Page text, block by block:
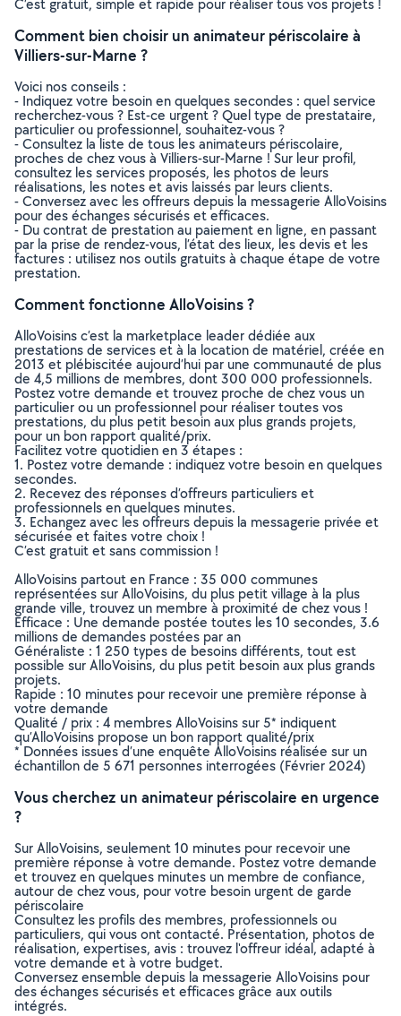
C’est gratuit, simple et rapide pour réaliser tous vos projets !
Comment bien choisir un animateur périscolaire à
Villiers-sur-Marne ?
Voici nos conseils :
- Indiquez votre besoin en quelques secondes : quel service
recherchez-vous ? Est-ce urgent ? Quel type de prestataire,
particulier ou professionnel, souhaitez-vous ?
- Consultez la liste de tous les animateurs périscolaire,
proches de chez vous à Villiers-sur-Marne ! Sur leur profil,
consultez les services proposés, les photos de leurs
réalisations, les notes et avis laissés par leurs clients.
- Conversez avec les offreurs depuis la messagerie AlloVoisins
pour des échanges sécurisés et efficaces.
- Du contrat de prestation au paiement en ligne, en passant
par la prise de rendez-vous, l’état des lieux, les devis et les
factures : utilisez nos outils gratuits à chaque étape de votre
prestation.
Comment fonctionne AlloVoisins ?
AlloVoisins c’est la marketplace leader dédiée aux
prestations de services et à la location de matériel, créée en
2013 et plébiscitée aujourd’hui par une communauté de plus
de 4,5 millions de membres, dont 300 000 professionnels.
Postez votre demande et trouvez proche de chez vous un
particulier ou un professionnel pour réaliser toutes vos
prestations, du plus petit besoin aux plus grands projets,
pour un bon rapport qualité/prix.
Facilitez votre quotidien en 3 étapes :
1. Postez votre demande : indiquez votre besoin en quelques
secondes.
2. Recevez des réponses d’offreurs particuliers et
professionnels en quelques minutes.
3. Echangez avec les offreurs depuis la messagerie privée et
sécurisée et faites votre choix !
C’est gratuit et sans commission !
AlloVoisins partout en France : 35 000 communes
représentées sur AlloVoisins, du plus petit village à la plus
grande ville, trouvez un membre à proximité de chez vous !
Efficace : Une demande postée toutes les 10 secondes, 3.6
millions de demandes postées par an
Généraliste : 1 250 types de besoins différents, tout est
possible sur AlloVoisins, du plus petit besoin aux plus grands
projets.
Rapide : 10 minutes pour recevoir une première réponse à
votre demande
Qualité / prix : 4 membres AlloVoisins sur 5* indiquent
qu’AlloVoisins propose un bon rapport qualité/prix
* Données issues d’une enquête AlloVoisins réalisée sur un
échantillon de 5 671 personnes interrogées (Février 2024)
Vous cherchez un animateur périscolaire en urgence
?
Sur AlloVoisins, seulement 10 minutes pour recevoir une
première réponse à votre demande. Postez votre demande
et trouvez en quelques minutes un membre de confiance,
autour de chez vous, pour votre besoin urgent de garde
périscolaire
Consultez les profils des membres, professionnels ou
particuliers, qui vous ont contacté. Présentation, photos de
réalisation, expertises, avis : trouvez l'offreur idéal, adapté à
votre demande et à votre budget.
Conversez ensemble depuis la messagerie AlloVoisins pour
des échanges sécurisés et efficaces grâce aux outils
intégrés.